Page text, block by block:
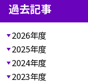
過去記事
2026年度
2025年度
2024年度
2023年度